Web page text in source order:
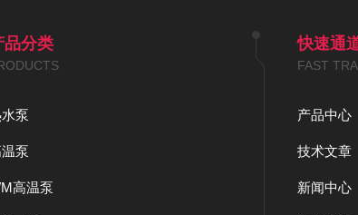
品分类
泵
泵
高温泵
快速通
FAST
产品中心
技术文章
新闻中心